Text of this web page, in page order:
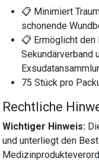
📋 Minimiert
schonende
📋 Ermöglicht
Sekundärverband
75 Stück pro
Rechtliche
Wichtiger Hinweis:
und unterliegt den